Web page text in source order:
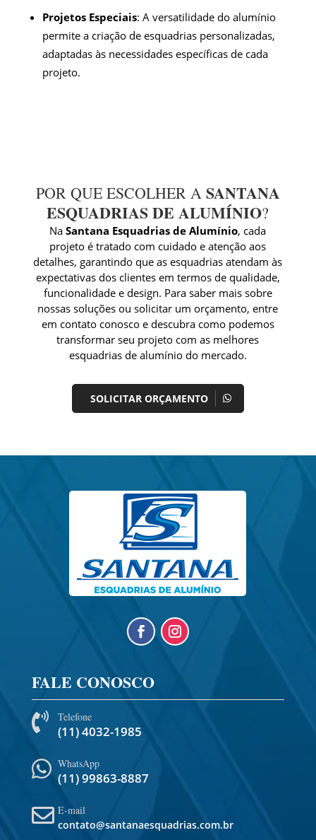
Projetos Especiais: A versatilidade do alumínio
permite a criação de esquadrias personalizadas,
adaptadas às necessidades específicas de cada
projeto.
POR QUE ESCOLHER A SANTANA
ESQUADRIAS DE ALUMÍNIO?
NaSantana Esquadrias de Alumínio, cada
projeto é tratado com cuidado e atenção aos
detalhes, garantindo que as esquadrias atendam às
expectativas dos clientes em termos de qualidade,
funcionalidade e design. Para saber mais sobre
nossas soluções ou solicitar um orçamento, entre
em contato conosco e descubra como podemos
transformar seu projeto com as melhores
esquadrias de alumínio do mercado.
SOLICITAR ORÇAMENTO
FALE CONOSCO
 Telefone
(11) 4032-1985
 WhatsApp
(11) 99863-8887
 E-mail
contato@santanaesquadrias.com.br